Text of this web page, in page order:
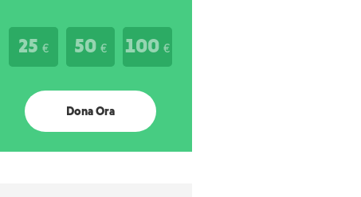
25 € 50 € 100€
Dona Ora